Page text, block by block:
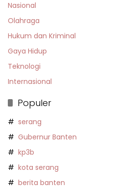
Nasional
Olahraga
Hukum dan Kriminal
Gaya Hidup
Teknologi
Internasional
Populer
serang
Gubernur Banten
kp3b
kota serang
berita banten